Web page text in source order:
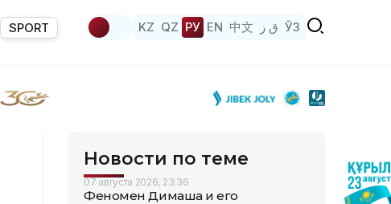
SPORT KZ QZ РУ EN 中文 ق ز ЎЗ
Новости по теме
07 августа 2026, 23:36
Феномен Димаша и его